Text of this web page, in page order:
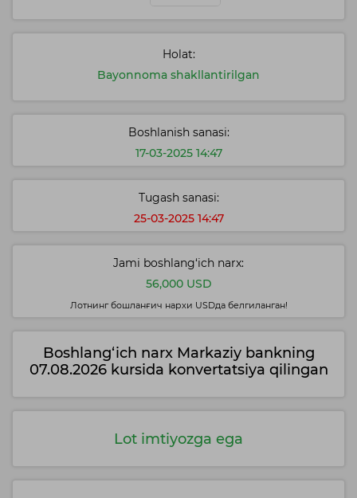
Holat:
Bayonnoma shakllantirilgan
Boshlanish sanasi:
17-03-2025 14:47
Tugash sanasi:
25-03-2025 14:47
Jami boshlang‘ich narx:
56,000 USD
Лотнинг бошланғич нархи USDда белгиланган!
Boshlang‘ich narx Markaziy bankning
07.08.2026 kursida konvertatsiya qilingan
Lot imtiyozga ega